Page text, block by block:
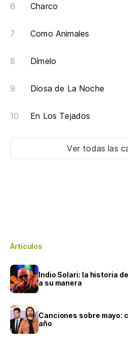
Charco
Como Animales
Dímelo
Diosa de La Noche
En Los Tejados
Ver todas las
Artículos
Indio Solari: la historia
a su manera
Canciones sobre mayo:
año